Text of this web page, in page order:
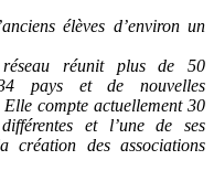
élèves d’environ un
réunit plus de 50
34 pays et de nouvelles
compte actuellement 30
et l’une de ses
création des associations